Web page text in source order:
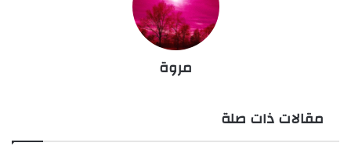
مروة
مقالات ذات صلة